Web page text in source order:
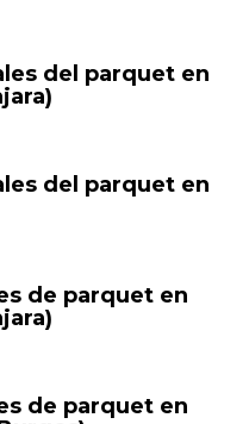
del parquet en
del parquet en
de parquet en
de parquet en